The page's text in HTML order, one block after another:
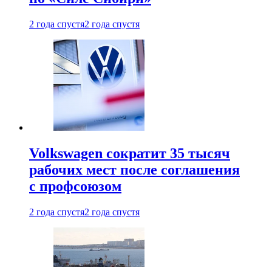
2 года спустя2 года спустя
Volkswagen сократит 35 тысяч
рабочих мест после соглашения
с профсоюзом
2 года спустя2 года спустя